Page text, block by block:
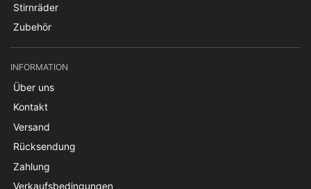
Stirnräder
Zubehör
INFORMATION
Über uns
Kontakt
Versand
Rücksendung
Zahlung
Verkaufsbedingungen